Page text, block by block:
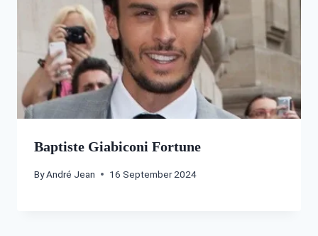
Baptiste Giabiconi Fortune
ByAndré Jean 16 September 2024